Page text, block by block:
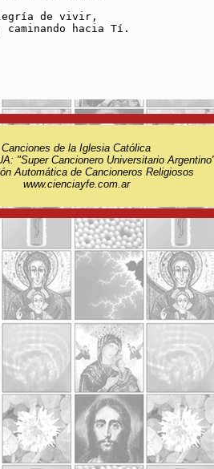
de vivir,
caminando hacia Tí.
Canciones de la Iglesia Católica
"Super Cancionero Universitario
Automática de Cancioneros Religiosos
www.cienciayfe.com.ar